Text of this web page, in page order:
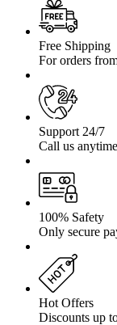
Free Shipping
For orders
Support 24/7
Call us anytime
100% Safety
Only secure
Hot Offers
Discounts up